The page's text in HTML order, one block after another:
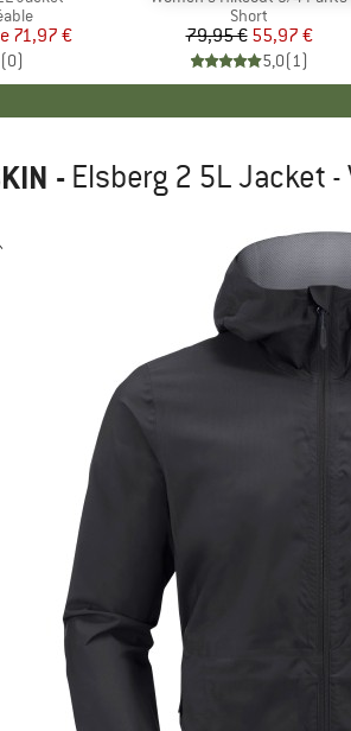
71,97 €
(0)
Product group
Short
Prix
79,95 € Prix réduit
55,97 €
5,0(1)
- Elsberg 2 5L Jacket